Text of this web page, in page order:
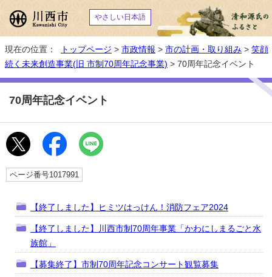
やさしい日本語
現在の位置： トップページ > 市政情報 > 市の計画・取り組み > 笑顔
続く未来創造事業(旧 市制70周年記念事業) > 70周年記念イベント
70周年記念イベント
ページ番号1017991
【終了しました】ヒミツはっけん！消防フェア2024
【終了しました】川西市制70周年事業「かわにしまるごと水
族館」
【募集終了】市制70周年記念コンサート観覧募集